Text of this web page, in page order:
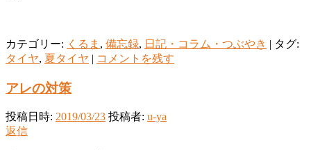
カテゴリー: くるま , 備忘録, 日記・コラム・つぶやき | タグ:
タイヤ, 夏タイヤ | コメントを残す
アレの対策
投稿日時: 2019/03/23 投稿者: u-ya
返信